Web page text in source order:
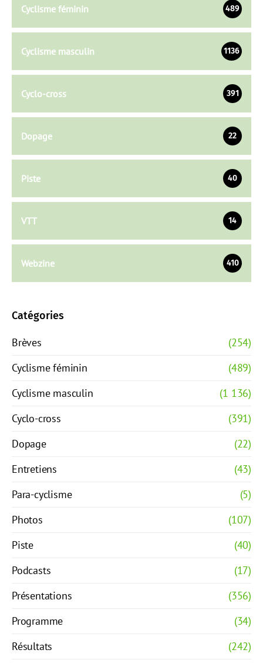
Cyclisme féminin 489
Cyclisme masculin 1136
Cyclo-cross 391
Dopage 22
Piste 40
VTT 14
Webzine 410
Catégories
Brèves
(254)
Cyclisme féminin
(489)
Cyclisme masculin
(1 136)
Cyclo-cross
(391)
Dopage
(22)
Entretiens
(43)
Para-cyclisme
(5)
Photos
(107)
Piste
(40)
Podcasts
(17)
Présentations
(356)
Programme
(34)
Résultats
(242)